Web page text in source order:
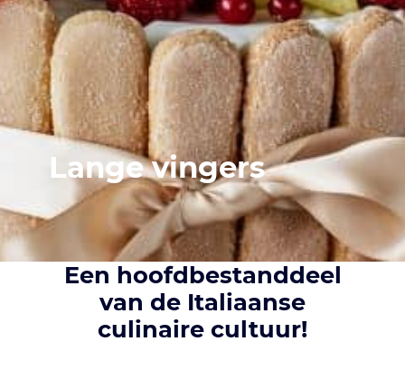
Lange vingers
Een hoofdbestanddeel
van de Italiaanse
culinaire cultuur!